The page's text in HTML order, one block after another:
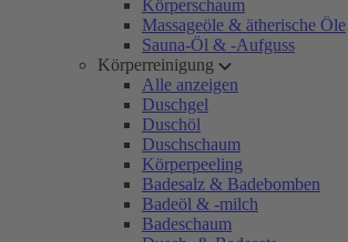
Körperschaum
Massageöle & ätherische Öle
Sauna-Öl & -Aufguss
Körperreinigung
Alle anzeigen
Duschgel
Duschöl
Duschschaum
Körperpeeling
Badesalz & Badebomben
Badeöl & -milch
Badeschaum